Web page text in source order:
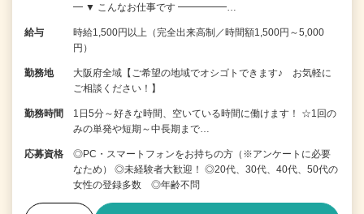
━ ▼ こんなお仕事です ━━━━━…
給与
時給1,500円以上（完全出来高制／時間額1,500円～5,000
円）
勤務地
大阪府全域【ご希望の地域でオシゴトできます♪ お気軽に
ご相談ください！】
勤務時間
1日5分～好きな時間、空いている時間に働けます！ ☆1回の
みの単発や短期～中長期まで…
応募資格
◎PC・スマートフォンをお持ちの方（※アンケートに必要
なため） ◎未経験者大歓迎！ ◎20代、30代、40代、50代の
女性の登録多数 ◎年齢不問